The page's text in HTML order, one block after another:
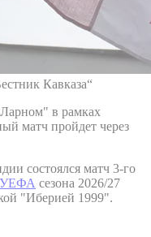
Кавказа“
в рамках
матч пройдет через
состоялся матч 3-го
УЕФА сезона 2026/27
"Иберией 1999".